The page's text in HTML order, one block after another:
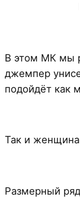
В этом МК мы
джемпер
подойдёт как
Так и
Размерный